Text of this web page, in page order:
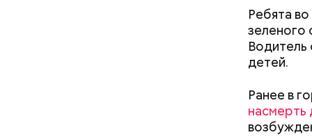
Ребята
зеленого
Водитель
детей.
Ранее в
насмерть